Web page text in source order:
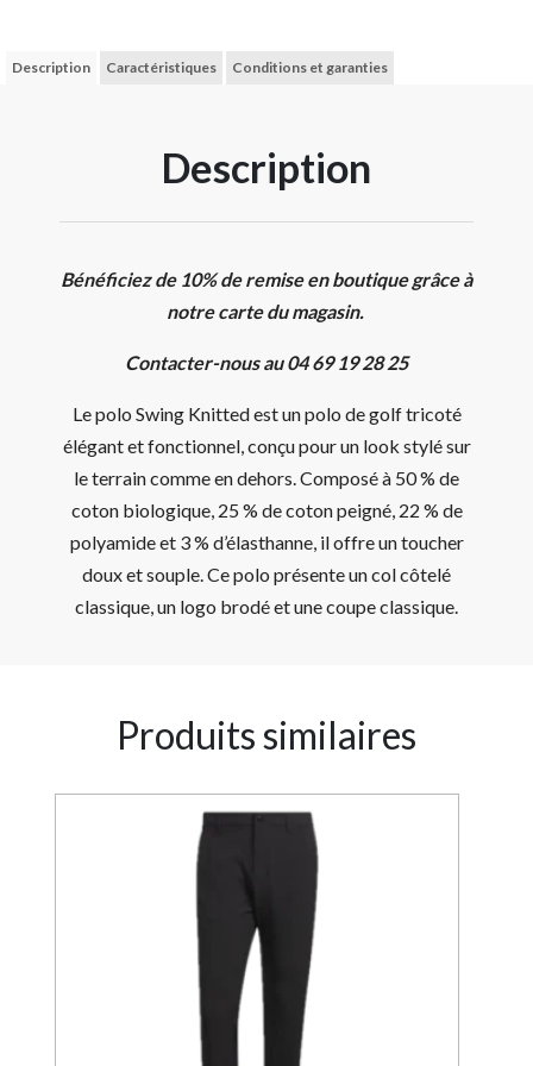
Description Caractéristiques Conditions et garanties
Description
Bénéficiez de 10% de remise en boutique grâce à
notre carte du magasin.
Contacter-nous au 04 69 19 28 25
Le polo Swing Knitted est un polo de golf tricoté
élégant et fonctionnel, conçu pour un look stylé sur
le terrain comme en dehors. Composé à 50 % de
coton biologique, 25 % de coton peigné, 22 % de
polyamide et 3 % d’élasthanne, il offre un toucher
doux et souple. Ce polo présente un col côtelé
classique, un logo brodé et une coupe classique.
Produits similaires